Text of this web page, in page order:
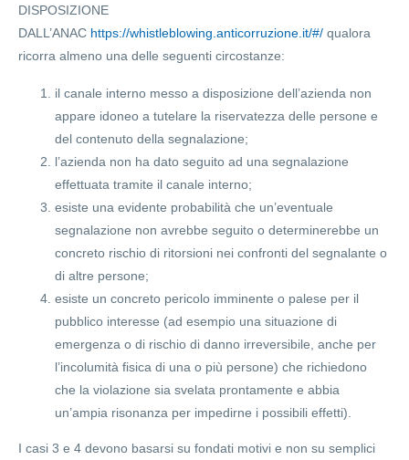
DISPOSIZIONE
DALL’ANAC https://whistleblowing.anticorruzione.it/#/qualora
ricorra almeno una delle seguenti circostanze:
il canale interno messo a disposizione dell’azienda non
appare idoneo a tutelare la riservatezza delle persone e
del contenuto della segnalazione;
l’azienda non ha dato seguito ad una segnalazione
effettuata tramite il canale interno;
esiste una evidente probabilità che un’eventuale
segnalazione non avrebbe seguito o determinerebbe un
concreto rischio di ritorsioni nei confronti del segnalante o
di altre persone;
esiste un concreto pericolo imminente o palese per il
pubblico interesse (ad esempio una situazione di
emergenza o di rischio di danno irreversibile, anche per
l’incolumità fisica di una o più persone) che richiedono
che la violazione sia svelata prontamente e abbia
un’ampia risonanza per impedirne i possibili effetti).
I casi 3 e 4 devono basarsi su fondati motivi e non su semplici